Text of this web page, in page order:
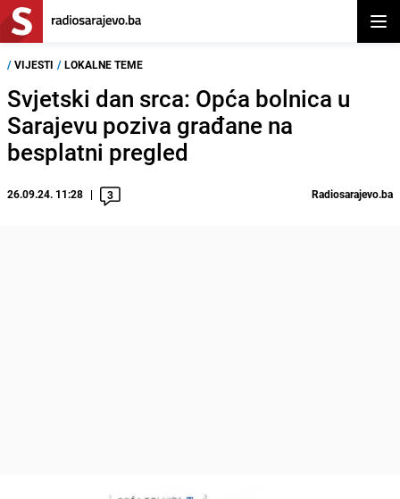
/ VIJESTI / LOKALNE TEME
Svjetski dan srca: Opća bolnica u
Sarajevu poziva građane na
besplatni pregled
26.09.24. 11:28 3 Radiosarajevo.ba